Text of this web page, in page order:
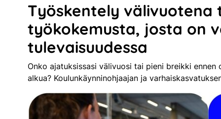
Työskentely välivuotena
työkokemusta, josta on
tulevaisuudessa
Onko ajatuksissasi välivuosi tai pieni breikki
alkua? Koulunkäynninohjaajan ja